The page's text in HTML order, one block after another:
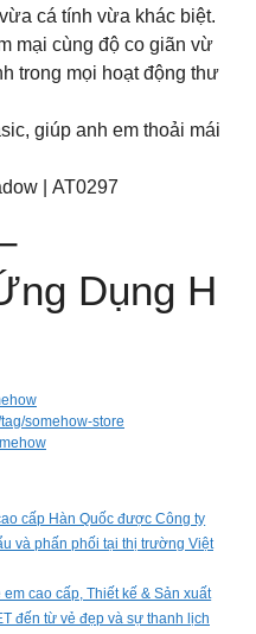
cá tính vừa khác biệt.
mại cùng độ co giãn vừ
trong mọi hoạt động thư
giúp anh em thoải mái
| AT0297
Dụng H
somehow-store
cấp Hàn Quốc được Công ty
và phấn phối tại thị trường Việt
em cao cấp, Thiết kế & Sản xuất
đến từ vẻ đẹp và sự thanh lịch